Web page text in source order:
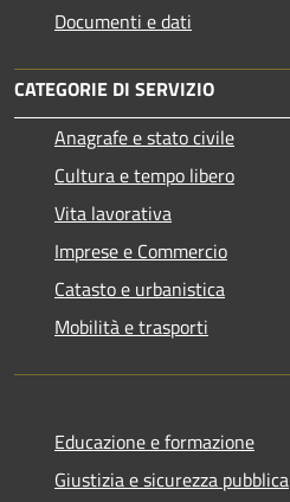
Documenti e dati
CATEGORIE DI SERVIZIO
Anagrafe e stato civile
Cultura e tempo libero
Vita lavorativa
Imprese e Commercio
Catasto e urbanistica
Mobilità e trasporti
Educazione e formazione
Giustizia e sicurezza pubblica